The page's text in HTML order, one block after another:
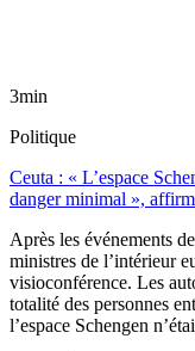
3min
Politique
Ceuta : « L’espace
danger minimal »,
Après les événements
ministres de l’intérieur
visioconférence. Les
totalité des personnes
l’espace Schengen